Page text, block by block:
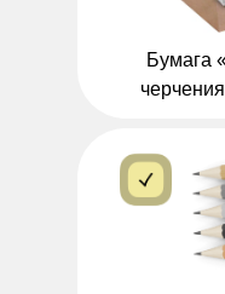
Бумага